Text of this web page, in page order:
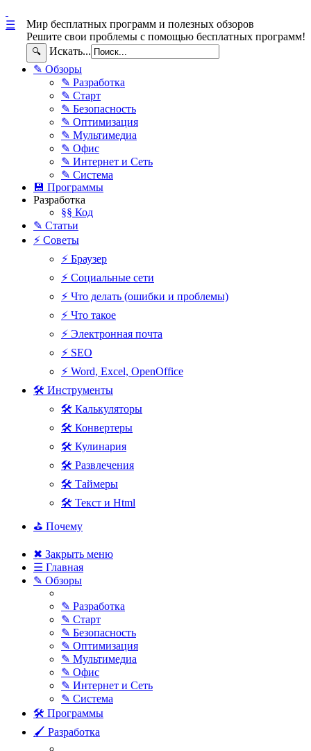
Мир бесплатных программ и полезных обзоров
Решите свои проблемы с помощью бесплатных программ!
🔍 Искать...
☰
✎ Обзоры
✎ Разработка
✎ Старт
✎ Безопасность
✎ Оптимизация
✎ Мультимедиа
✎ Офис
✎ Интернет и Сеть
✎ Система
💾 Программы
Разработка
§§ Код
✎ Статьи
⚡ Советы
⚡ Браузер
⚡ Социальные сети
⚡ Что делать (ошибки и проблемы)
⚡ Что такое
⚡ Электронная почта
⚡ SEO
⚡ Word, Excel, OpenOffice
🛠 Инструменты
🛠 Калькуляторы
🛠 Конвертеры
🛠 Кулинария
🛠 Развлечения
🛠 Таймеры
🛠 Текст и Html
⛳ Почему
✖ Закрыть меню
☰ Главная
✎ Обзоры
✎ Разработка
✎ Старт
✎ Безопасность
✎ Оптимизация
✎ Мультимедиа
✎ Офис
✎ Интернет и Сеть
✎ Система
🛠 Программы
🖌 Разработка